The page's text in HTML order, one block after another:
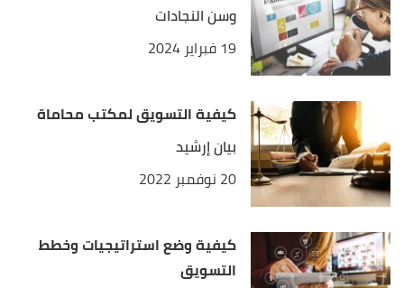
وسن النجادات
19 فبراير 2024
كيفية التسويق لمكتب محاماة
بيان إرشيد
20 نوفمبر 2022
كيفية وضع استراتيجيات وخطط
التسويق